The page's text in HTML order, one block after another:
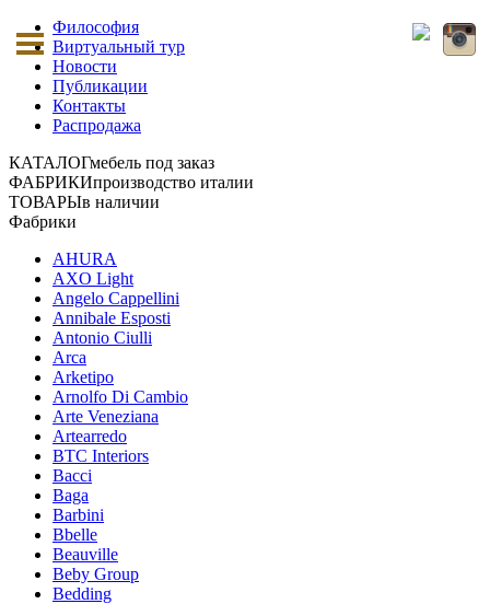
Философия
Виртуальный тур
Новости
Публикации
Контакты
Распродажа
КАТАЛОГмебель под заказ
ФАБРИКИпроизводство италии
ТОВАРЫв наличии
Фабрики
AHURA
AXO Light
Angelo Cappellini
Annibale Esposti
Antonio Ciulli
Arca
Arketipo
Arnolfo Di Cambio
Arte Veneziana
Artearredo
BTC Interiors
Bacci
Baga
Barbini
Bbelle
Beauville
Beby Group
Bedding